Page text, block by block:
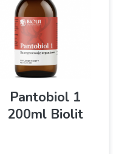
Pantobiol 1
200ml Biolit